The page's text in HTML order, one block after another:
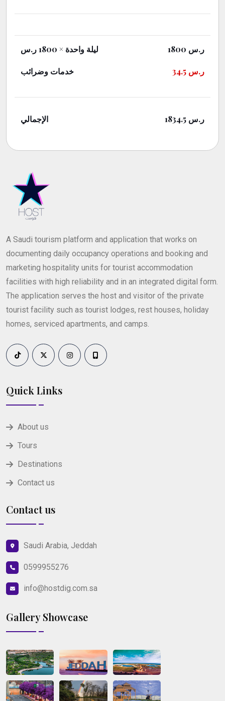
ليلة واحدة × 1800 ر.س 1800 ر.س
خدمات وضرائب 34.5 ر.س
الإجمالي 1834.5 ر.س
A Saudi tourism platform and application that works on
documenting daily occupancy operations and booking and
marketing hospitality units for tourist accommodation
facilities with high reliability and in an integrated digital form.
The application serves the host and visitor of the private
tourist facility such as tourist lodges, rest houses, holiday
homes, serviced apartments, and camps.
Quick Links
About us
Tours
Destinations
Contact us
Contact us
Saudi Arabia, Jeddah
0599955276
info@hostdig.com.sa
Gallery Showcase